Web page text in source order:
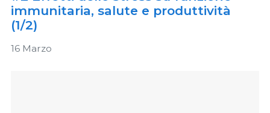
immunitaria, salute e produttività
(1/2)
16 Marzo